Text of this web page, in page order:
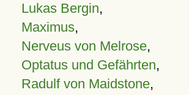
Lukas Bergin,
Maximus,
Nerveus von Melrose,
Optatus und Gefährten,
Radulf von Maidstone,